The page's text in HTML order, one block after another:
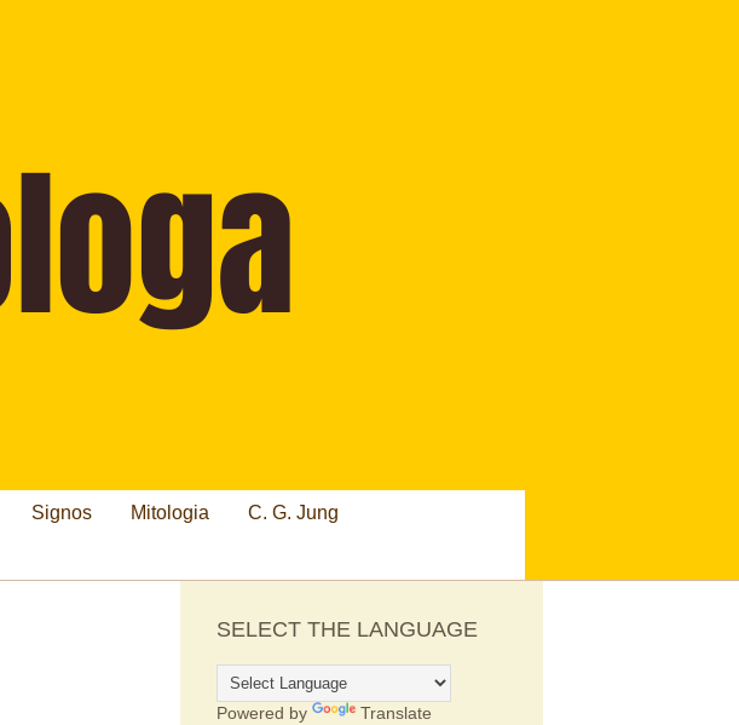
Signos Mitologia C. G. Jung
SELECT THE LANGUAGE
Powered by Translate